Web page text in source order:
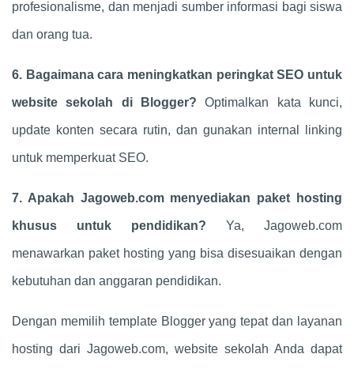
profesionalisme, dan menjadi sumber informasi bagi siswa
dan orang tua.
6. Bagaimana cara meningkatkan peringkat SEO untuk
website sekolah di Blogger? Optimalkan kata kunci,
update konten secara rutin, dan gunakan internal linking
untuk memperkuat SEO.
7. Apakah Jagoweb.com menyediakan paket hosting
khusus untuk pendidikan? Ya, Jagoweb.com
menawarkan paket hosting yang bisa disesuaikan dengan
kebutuhan dan anggaran pendidikan.
Dengan memilih template Blogger yang tepat dan layanan
hosting dari Jagoweb.com, website sekolah Anda dapat